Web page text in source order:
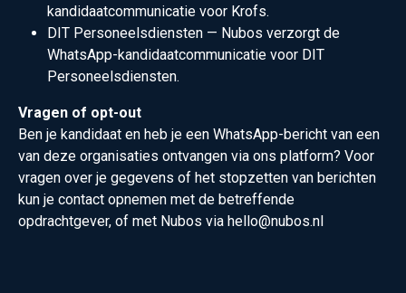
kandidaatcommunicatie voor Krofs.
DIT Personeelsdiensten — Nubos verzorgt de
WhatsApp-kandidaatcommunicatie voor DIT
Personeelsdiensten.
Vragen of opt-out
Ben je kandidaat en heb je een WhatsApp-bericht van een
van deze organisaties ontvangen via ons platform? Voor
vragen over je gegevens of het stopzetten van berichten
kun je contact opnemen met de betreffende
opdrachtgever, of met Nubos via hello@nubos.nl